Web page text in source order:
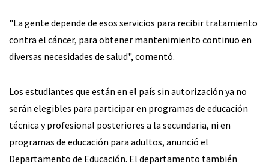
"La gente depende de esos servicios para recibir tratamiento
contra el cáncer, para obtener mantenimiento continuo en
diversas necesidades de salud", comentó.
Los estudiantes que están en el país sin autorización ya no
serán elegibles para participar en programas de educación
técnica y profesional posteriores a la secundaria, ni en
programas de educación para adultos, anunció el
Departamento de Educación. El departamento también